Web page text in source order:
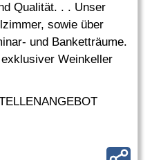
Qualität. . . Unser
sowie über
und Banketträume.
Weinkeller